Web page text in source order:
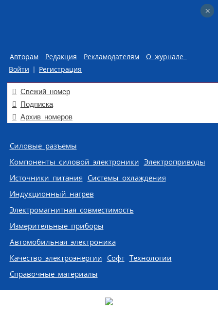
Авторам Редакция Рекламодателям
О журнале
Войти | Регистрация
Свежий номер
Подписка
Архив номеров
Skip to content
Силовые разъемы
Компоненты силовой электроники Электроприводы
Источники питания Системы охлаждения
Индукционный нагрев
Электромагнитная совместимость
Измерительные приборы
Автомобильная электроника
Качество электроэнергии Софт Технологии
Справочные материалы
×
×